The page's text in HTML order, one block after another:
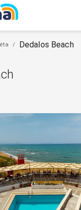
/ Dedalos Beach